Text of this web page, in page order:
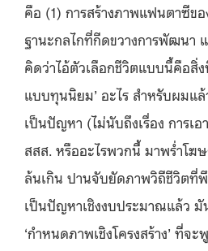
คือ (1) การสร้างภาพแฟนตาซีข
ฐานะกลไกที่กีดขวางการพัฒนา
คิดว่าไอ้ตัวเลือกชีวิตแบบนี้คือสิ่
แบบทุนนิยม’ อะไร สำหรับผมแ
เป็นปัญหา (ไม่นับถึงเรื่อง การเอ
สสส. หรืออะไรพวกนี้ มาพร่ำโฆ
ล้นเกิน ปานจับยัดภาพวิถีชีวิตที่
เป็นปัญหาเชิงงบประมาณแล้ว
‘กำหนดภาพเชิงโครงสร้าง’ ที่จ